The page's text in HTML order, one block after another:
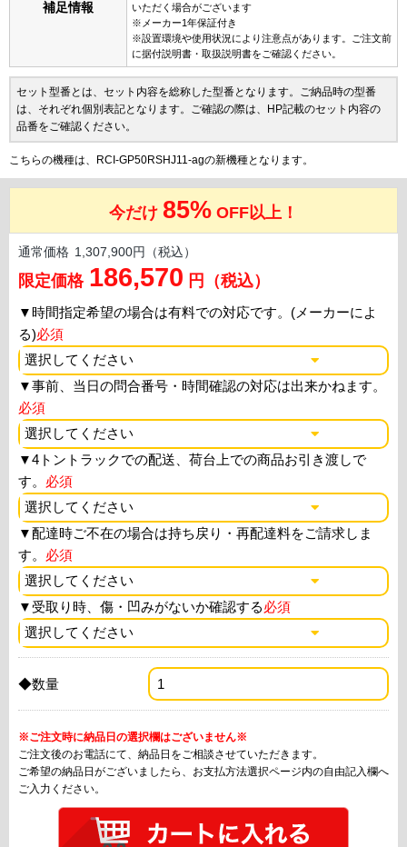
補足情報
いただく場合がございます
※メーカー1年保証付き
※設置環境や使用状況により注意点があります。ご注文前
に据付説明書・取扱説明書をご確認ください。
セット型番とは、セット内容を総称した型番となります。ご納品時の型番
は、それぞれ個別表記となります。ご確認の際は、HP記載のセット内容の
品番をご確認ください。
こちらの機種は、RCI-GP50RSHJ11-agの新機種となります。
今だけ 85% OFF以上！
通常価格 1,307,900円（税込）
限定価格 186,570 円（税込）
▼時間指定希望の場合は有料での対応です。(メーカーによ
る)必須
▼事前、当日の問合番号・時間確認の対応は出来かねます。
必須
▼4トントラックでの配送、荷台上での商品お引き渡しで
す。 必須
▼配達時ご不在の場合は持ち戻り・再配達料をご請求しま
す。 必須
▼ 受取り時、傷・凹みがないか確認する必須
◆数量
※ご注文時に納品日の選択欄はございません※
ご注文後のお電話にて、納品日をご相談させていただきます。
ご希望の納品日がございましたら、お支払方法選択ページ内の自由記入欄へ
ご入力ください。